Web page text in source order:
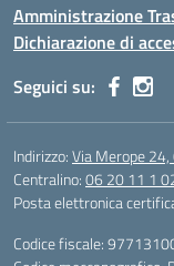
Amministrazione
Dichiarazione di
Seguici su:
Indirizzo:Via Merope
Centralino:06 20 11 1
Posta elettronica
Codice fiscale: